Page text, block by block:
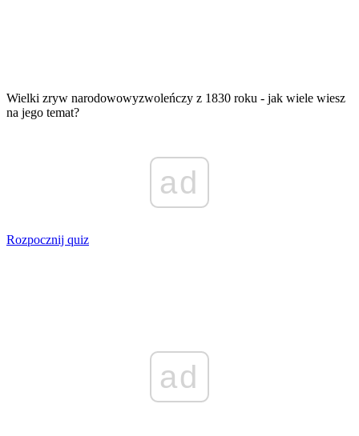
Wielki zryw narodowowyzwoleńczy z 1830 roku - jak wiele wiesz
na jego temat?
ad
Rozpocznij quiz
ad